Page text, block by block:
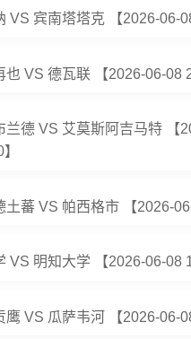
VS 宾南塔塔克 【2026-06-
也 VS 德瓦联 【2026-06-08
兰德 VS 艾莫斯阿吉马特 【
土蕃 VS 帕西格市 【2026-
VS 明知大学 【2026-06-08
鹰 VS 瓜萨韦河 【2026-06-